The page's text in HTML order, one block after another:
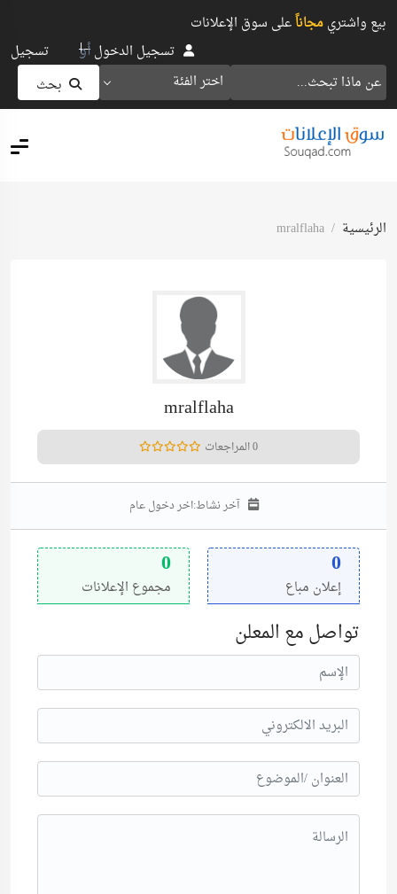
بيع واشتريمجاناًعلى سوق الإعلانات
اختر الفئة بحث
تسجيل الدخولأو تسجيل
الرئيسية mralflaha
mralflaha
0 المراجعات
آخر نشاط:اخر دخول عام
0
إعلان مباع
0
مجموع الإعلانات
تواصل مع المعلن